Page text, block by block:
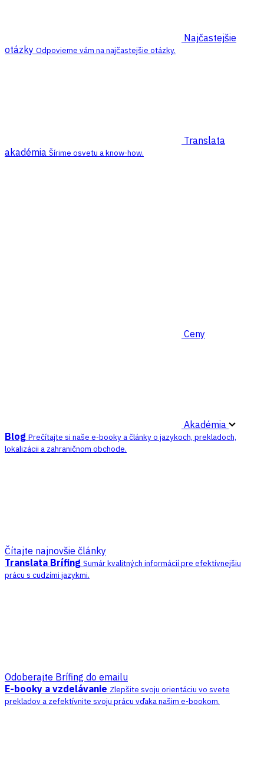
Najčastejšie
otázky Odpovieme vám na najčastejšie otázky.
Translata
akadémia Šírime osvetu a know-how.
Ceny
Akadémia
Blog Prečítajte si naše e-booky a články o jazykoch, prekladoch,
lokalizácii a zahraničnom obchode.
Čítajte najnovšie články
Translata Brífing Sumár kvalitných informácií pre efektívnejšiu
prácu s cudzími jazykmi.
Odoberajte Brífing do emailu
E-booky a vzdelávanie Zlepšite svoju orientáciu vo svete
prekladov a zefektívnite svoju prácu vďaka našim e-bookom.